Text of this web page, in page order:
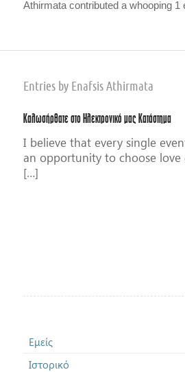
Athirmatacontributed a whooping 1
Entries by Enafsis Athirmata
Καλωσήρθατε στο Ηλεκτρονικό μας Κατάστημα
I believe that every single
an opportunity to choose love
[…]
Εμείς
Ιστορικό